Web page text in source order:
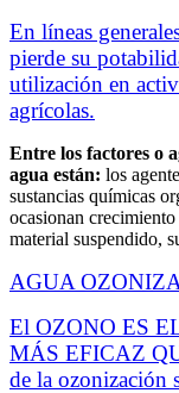
En líneas
pierde su
utilización en
agrícolas.
Entre los factores o
agua están: los
sustancias químicas
ocasionan
material suspendido,
AGUA
El OZONO ES
MÁS EFICAZ
de la ozonización